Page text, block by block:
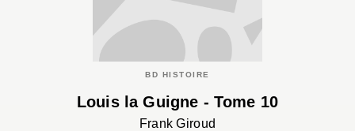
BD HISTOIRE
Louis la Guigne - Tome 10
Frank Giroud